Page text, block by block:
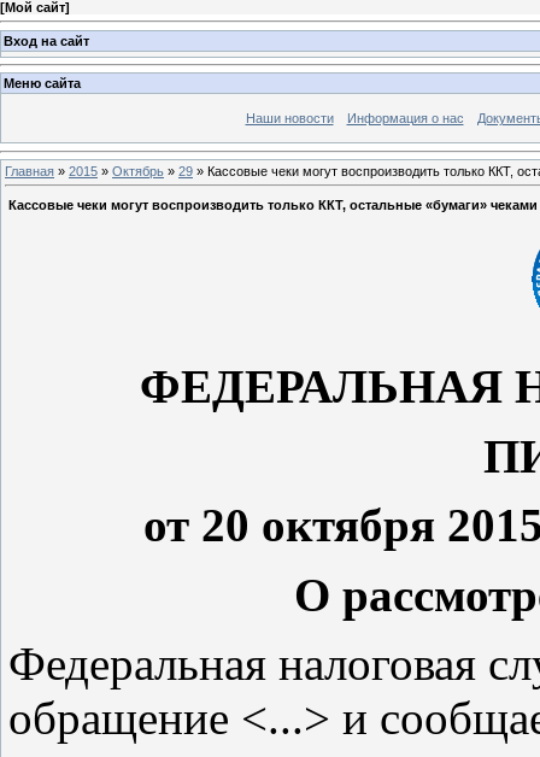
[Мой сайт]
Вход на сайт
Меню сайта
Наши новости Информация о нас
Главная » 2015 » Октябрь » 29 » Кассовые чеки могут воспроизводить только ККТ,
Кассовые чеки могут воспроизводить только ККТ, остальные «бумаги»
ФЕДЕРАЛЬНАЯ
от 20 октября
О
Федеральная налоговая
обращение <...> и